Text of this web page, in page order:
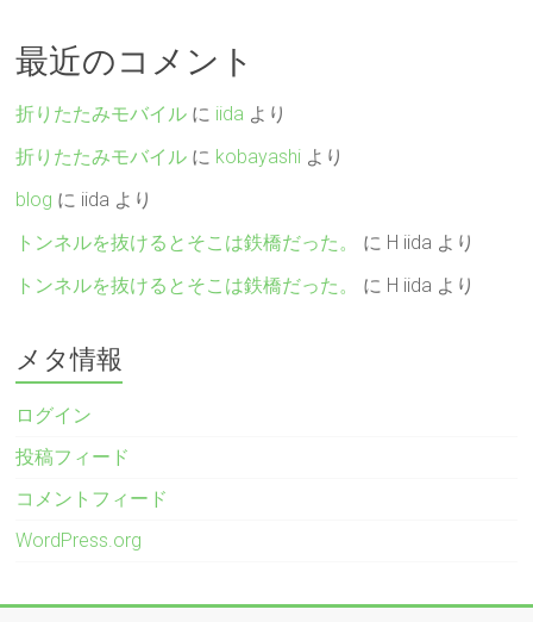
最近のコメント
折りたたみモバイル に iida より
折りたたみモバイル に kobayashi より
blog に iida より
トンネルを抜けるとそこは鉄橋だった。
に H iida より
トンネルを抜けるとそこは鉄橋だった。
に H iida より
メタ情報
ログイン
投稿フィード
コメントフィード
WordPress.org